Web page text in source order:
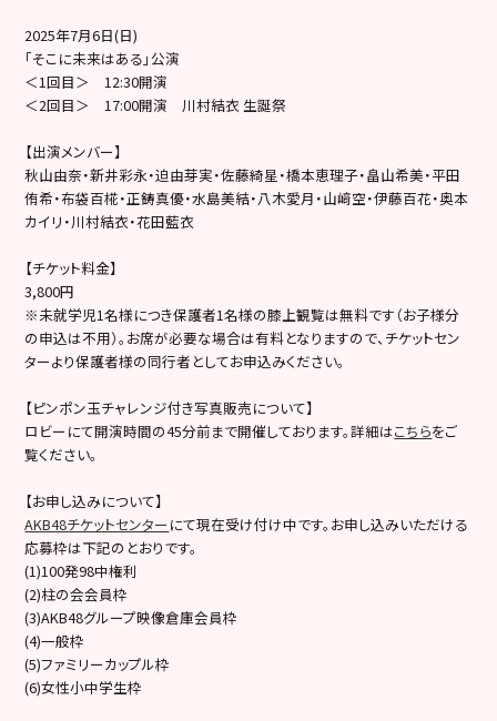
2025年7月6日(日)
「そこに未来はある」公演
＜1回目＞ 12:30開演
＜2回目＞ 17:00開演 川村結衣 生誕祭
【出演メンバー】
秋山由奈・新井彩永・迫由芽実・佐藤綺星・橋本恵理子・畠山希美・平田
侑希・布袋百椛・正鋳真優・水島美結・八木愛月・山﨑空・伊藤百花・奥本
カイリ・川村結衣・花田藍衣
【チケット料金】
3,800円
※未就学児1名様につき保護者1名様の膝上観覧は無料です（お子様分
の申込は不用）。お席が必要な場合は有料となりますので、チケットセン
ターより保護者様の同行者としてお申込みください。
【ピンポン玉チャレンジ付き写真販売について】
ロビーにて開演時間の45分前まで開催しております。詳細はこちらをご
覧ください。
【お申し込みについて】
AKB48チケットセンター にて現在受け付け中です。お申し込みいただける
応募枠は下記のとおりです。
(1)100発98中権利
(2)柱の会会員枠
(3)AKB48グループ映像倉庫会員枠
(4)一般枠
(5)ファミリーカップル枠
(6)女性小中学生枠